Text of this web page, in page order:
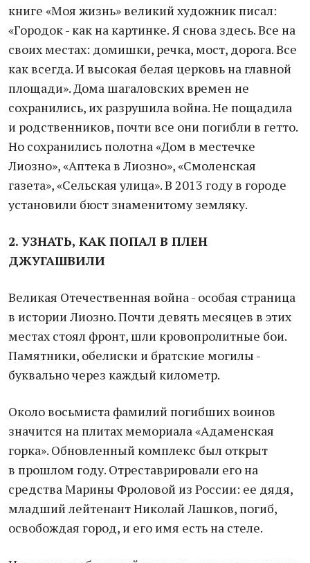
книге «Моя жизнь» великий художник писал:
«Городок - как на картинке. Я снова здесь. Все на
своих местах: домишки, речка, мост, дорога. Все
как всегда. И высокая белая церковь на главной
площади». Дома шагаловских времен не
сохранились, их разрушила война. Не пощадила
и родственников, почти все они погибли в гетто.
Но сохранились полотна «Дом в местечке
Лиозно», «Аптека в Лиозно», «Смоленская
газета», «Сельская улица». В 2013 году в городе
установили бюст знаменитому земляку.
2. УЗНАТЬ, КАК ПОПАЛ В ПЛЕН
ДЖУГАШВИЛИ
Великая Отечественная война - особая страница
в истории Лиозно. Почти девять месяцев в этих
местах стоял фронт, шли кровопролитные бои.
Памятники, обелиски и братские могилы -
буквально через каждый километр.
Около восьмиста фамилий погибших воинов
значится на плитах мемориала «Адаменская
горка». Обновленный комплекс был открыт
в прошлом году. Отреставрировали его на
средства Марины Фроловой из России: ее дядя,
младший лейтенант Николай Лашков, погиб,
освобождая город, и его имя есть на стеле.